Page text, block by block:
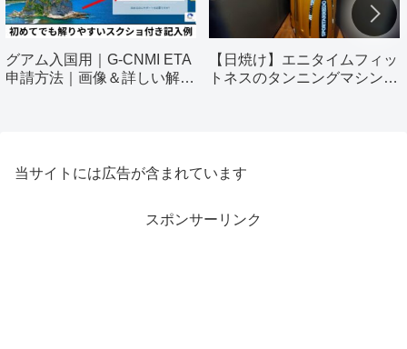
グアム入国用｜G-CNMI ETA
申請方法｜画像＆詳しい解説
【日焼け】エニタイムフィッ
トネスのタンニングマシン使
当サイトには広告が含まれています
スポンサーリンク